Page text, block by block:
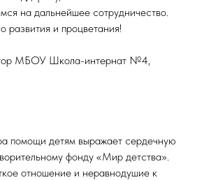
на дальнейшее сотрудничество.
и процветания!
МБОУ Школа-интернат №4,
помощи детям выражает сердечную
фонду «Мир детства».
отношение и неравнодушие к